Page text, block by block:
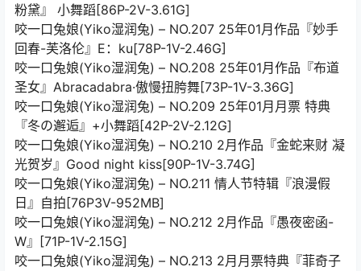
粉黛』 小舞蹈[86P-2V-3.61G]
咬一口兔娘(Yiko湿润兔) – NO.207 25年01月作品『妙手
回春-芙洛伦』E：ku[78P-1V-2.46G]
咬一口兔娘(Yiko湿润兔) – NO.208 25年01月作品『布道
圣女』Abracadabra·傲慢扭胯舞[73P-1V-3.36G]
咬一口兔娘(Yiko湿润兔) – NO.209 25年01月月票 特典
『冬の邂逅』+小舞蹈[42P-2V-2.12G]
咬一口兔娘(Yiko湿润兔) – NO.210 2月作品『金蛇来财 凝
光贺岁』Good night kiss[90P-1V-3.74G]
咬一口兔娘(Yiko湿润兔) – NO.211 情人节特辑『浪漫假
日』自拍[76P3V-952MB]
咬一口兔娘(Yiko湿润兔) – NO.212 2月作品『愚夜密函-
W』[71P-1V-2.15G]
咬一口兔娘(Yiko湿润兔) – NO.213 2月月票特典『菲奇子